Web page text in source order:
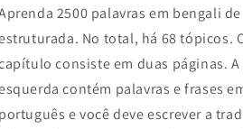
2500 palavras em bengali
No total, há 68 tópicos.
consiste em duas páginas. A
contém palavras e frases
português e você deve escrever a